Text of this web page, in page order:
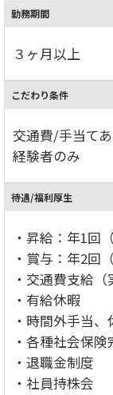
勤務期間
３ヶ月以上
こだわり条件
交通費/手当て
経験者のみ
待遇/福利厚生
・昇給：年1回（
・賞与：年2回
・交通費支給（
・有給休暇
・時間外手当、
・各種社会保険
・退職金制度
・社員持株会